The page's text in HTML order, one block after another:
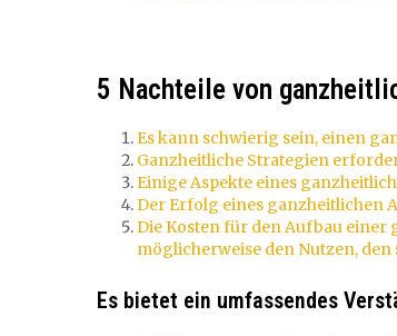
5 Nachteile von
Es kann schwierig sein, einen
Ganzheitliche Strategien
Einige Aspekte eines
Der Erfolg eines ganzheitlichen
Die Kosten für den Aufbau einer
möglicherweise den Nutzen, den
Es bietet ein umfassendes